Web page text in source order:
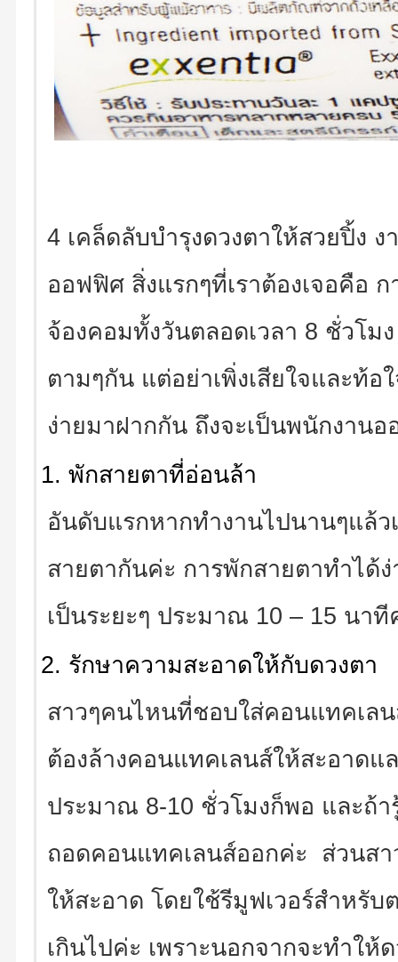
4 เคล็ดลับบำรุงดวงตาให้สวยปิ้ง ง
ออฟฟิศ สิ่งแรกๆที่เราต้องเจอคือ
จ้องคอมทั้งวันตลอดเวลา 8 ชั่วโม
ตามๆกัน แต่อย่าเพิ่งเสียใจและท้อ
ง่ายมาฝากกัน ถึงจะเป็นพนักงาน
พักสายตาที่อ่อนล้า
อันดับแรกหากทำงานไปนานๆแล้
สายตากันค่ะ การพักสายตาทำได้
เป็นระยะๆ ประมาณ 10 – 15 นาที
รักษาความสะอาดให้กับดวงตา
สาวๆคนไหนที่ชอบใส่คอนแทคเล
ต้องล้างคอนแทคเลนส์ให้สะอาด
ประมาณ 8-10 ชั่วโมงก็พอ และถ้
ถอดคอนแทคเลนส์ออกค่ะ ส่วนสา
ให้สะอาด โดยใช้รีมูฟเวอร์สำหรับ
เกินไปค่ะ เพราะนอกจากจะทำให้